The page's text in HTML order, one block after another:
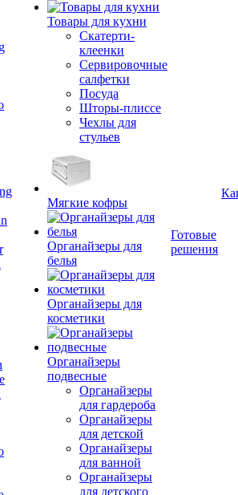
Товары для кухни
Скатерти-
клеенки
Сервировочные
салфетки
Посуда
Шторы-плиссе
Чехлы для
стульев
Мягкие кофры
Органайзеры для
белья
Органайзеры для
косметики
Органайзеры
подвесные
Органайзеры
для гардероба
Органайзеры
для детской
Органайзеры
для ванной
Органайзеры
для детского
Готовые
решения